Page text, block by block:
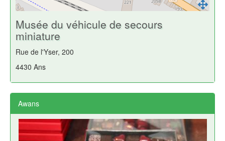
Musée du véhicule de secours
miniature
Rue de l'Yser, 200
4430 Ans
Awans